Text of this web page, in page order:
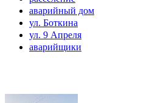
аварийный дом
ул. Боткина
ул. 9 Апреля
аварийщики